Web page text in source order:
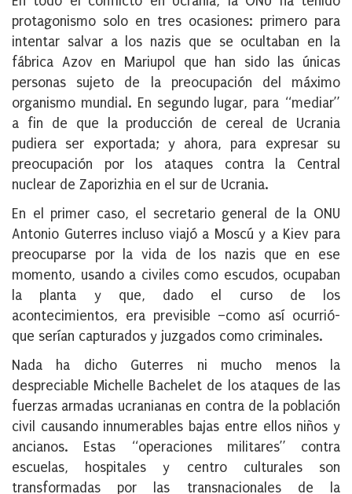
protagonismo solo en tres ocasiones: primero para
intentar salvar a los nazis que se ocultaban en la
fábrica Azov en Mariupol que han sido las únicas
personas sujeto de la preocupación del máximo
organismo mundial. En segundo lugar, para “mediar”
a fin de que la producción de cereal de Ucrania
pudiera ser exportada; y ahora, para expresar su
preocupación por los ataques contra la Central
nuclear de Zaporizhia en el sur de Ucrania.
En el primer caso, el secretario general de la ONU
Antonio Guterres incluso viajó a Moscú y a Kiev para
preocuparse por la vida de los nazis que en ese
momento, usando a civiles como escudos, ocupaban
la planta y que, dado el curso de los
acontecimientos, era previsible –como así ocurrió-
que serían capturados y juzgados como criminales.
Nada ha dicho Guterres ni mucho menos la
despreciable Michelle Bachelet de los ataques de las
fuerzas armadas ucranianas en contra de la población
civil causando innumerables bajas entre ellos niños y
ancianos. Estas “operaciones militares” contra
escuelas, hospitales y centro culturales son
transformadas por las transnacionales de la